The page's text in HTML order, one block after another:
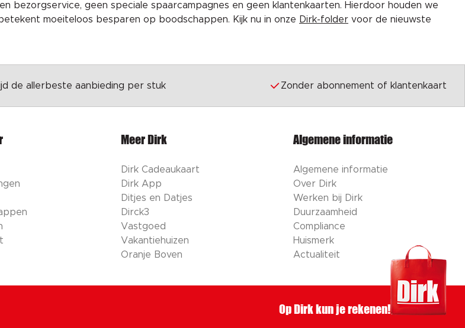
bezorgservice, geen speciale spaarcampagnes en geen klantenkaarten. Hierdoor houden we
moeiteloos besparen op boodschappen. Kijk nu in onze Dirk-folder voor de nieuwste
de allerbeste aanbieding per stuk Zonder abonnement of klantenkaart
Meer Dirk
Dirk Cadeaukaart
Dirk App
Ditjes en Datjes
Dirck3
Vastgoed
Vakantiehuizen
Oranje Boven
Algemene informatie
Algemene informatie
Over Dirk
Werken bij Dirk
Duurzaamheid
Compliance
Huismerk
Actualiteit
Op Dirk kun je rekenen!